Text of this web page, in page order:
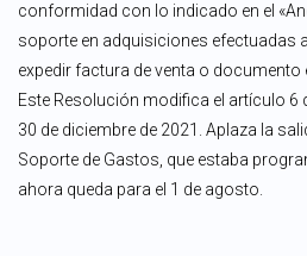
conformidad con lo indicado en el
soporte en adquisiciones efectuadas
expedir factura de venta o documento
Este Resolución modifica el artículo 6
30 de diciembre de 2021. Aplaza la
Soporte de Gastos, que estaba
ahora queda para el 1 de agosto.